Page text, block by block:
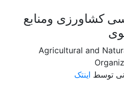
کشاورزی ومنابع
Agricultural and
توسط اینتک